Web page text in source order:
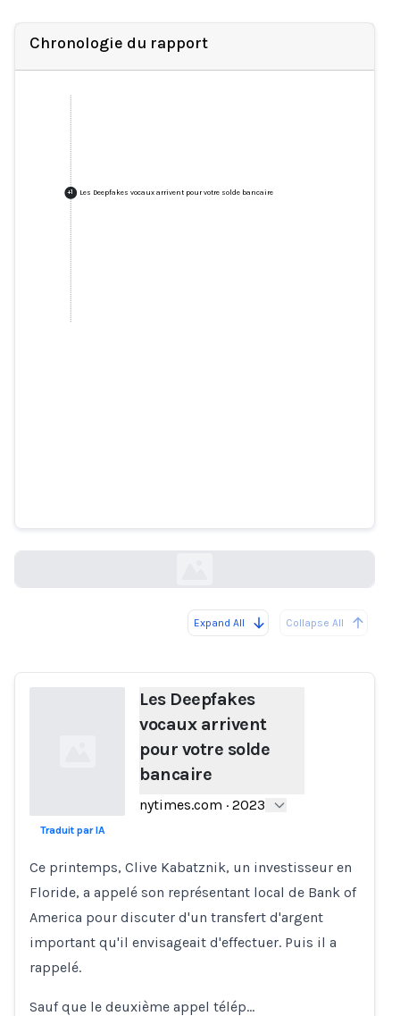
Chronologie du rapport
+1 Les Deepfakes vocaux arrivent pour votre solde bancaire
Expand All Collapse All
Les Deepfakes
vocaux arrivent
pour votre solde
bancaire
nytimes.com · 2023
Traduit par IA
Ce printemps, Clive Kabatznik, un investisseur en
Floride, a appelé son représentant local de Bank of
America pour discuter d'un transfert d'argent
important qu'il envisageait d'effectuer. Puis il a
rappelé.
Sauf que le deuxième appel télép…